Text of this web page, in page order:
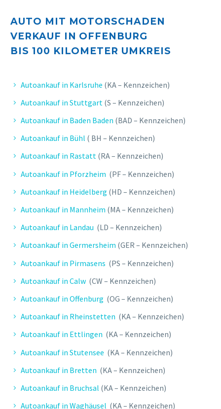
AUTO MIT MOTORSCHADEN
VERKAUF IN OFFENBURG
BIS 100 KILOMETER UMKREIS
Autoankauf in Karlsruhe (KA – Kennzeichen)
Autoankauf in Stuttgart (S – Kennzeichen)
Autoankauf in Baden Baden (BAD – Kennzeichen)
Autoankauf in Bühl ( BH – Kennzeichen)
Autoankauf in Rastatt (RA – Kennzeichen)
Autoankauf in Pforzheim (PF – Kennzeichen)
Autoankauf in Heidelberg (HD – Kennzeichen)
Autoankauf in Mannheim (MA – Kennzeichen)
Autoankauf in Landau (LD – Kennzeichen)
Autoankauf in Germersheim (GER – Kennzeichen)
Autoankauf in Pirmasens (PS – Kennzeichen)
Autoankauf in Calw (CW – Kennzeichen)
Autoankauf in Offenburg (OG – Kennzeichen)
Autoankauf in Rheinstetten (KA – Kennzeichen)
Autoankauf in Ettlingen (KA – Kennzeichen)
Autoankauf in Stutensee (KA – Kennzeichen)
Autoankauf in Bretten (KA – Kennzeichen)
Autoankauf in Bruchsal (KA – Kennzeichen)
Autoankauf in Waghäusel (KA – Kennzeichen)